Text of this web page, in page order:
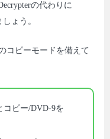
の代わりに
ょう。
コピーモードを備えて
コピー/DVD-9を